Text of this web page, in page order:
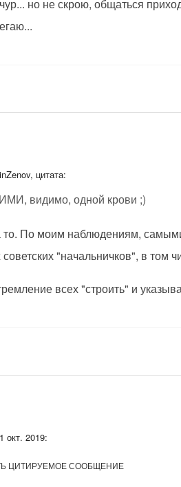
но не скрою, общаться
цитата:
видимо, одной крови ;)
По моим наблюдениям,
"начальничков", в том
всех "строить" и
окт. 2019:
ЦИТИРУЕМОЕ СООБЩЕНИЕ